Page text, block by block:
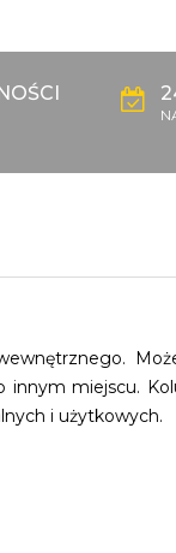
innym miejscu.
i użytkowych.